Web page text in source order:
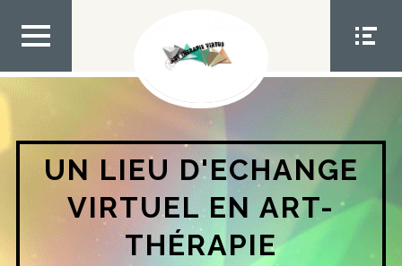
contenu
MEN
U TOP
MEN
U
SOCIA
UN LIEU D'ECHANGE
VIRTUEL EN ART-
THÉRAPIE